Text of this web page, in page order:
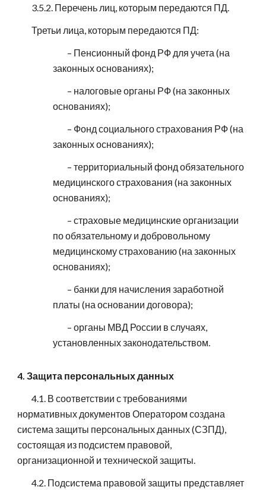
3.5.2. Перечень лиц, которым передаются ПД.
Третьи лица, которым передаются ПД:
– Пенсионный фонд РФ для учета (на
законных основаниях);
– налоговые органы РФ (на законных
основаниях);
– Фонд социального страхования РФ (на
законных основаниях);
– территориальный фонд обязательного
медицинского страхования (на законных
основаниях);
– страховые медицинские организации
по обязательному и добровольному
медицинскому страхованию (на законных
основаниях);
– банки для начисления заработной
платы (на основании договора);
– органы МВД России в случаях,
установленных законодательством.
4. Защита персональных данных
4.1. В соответствии с требованиями
нормативных документов Оператором создана
система защиты персональных данных (СЗПД),
состоящая из подсистем правовой,
организационной и технической защиты.
4.2. Подсистема правовой защиты представляет